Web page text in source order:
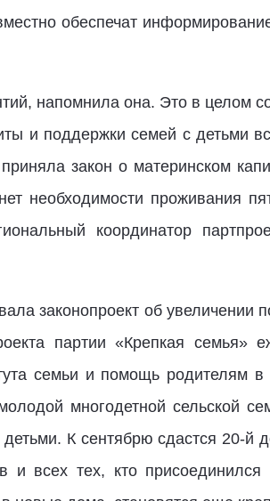
обеспечат
напомнила она. Это в целом
и поддержки семей с детьми
закон о материнском
необходимости проживания
координатор
законопроект об увеличении
партии «Крепкая семья»
семьи и помощь родителям
многодетной сельской
К сентябрю сдастся 20-й
и всех тех, кто